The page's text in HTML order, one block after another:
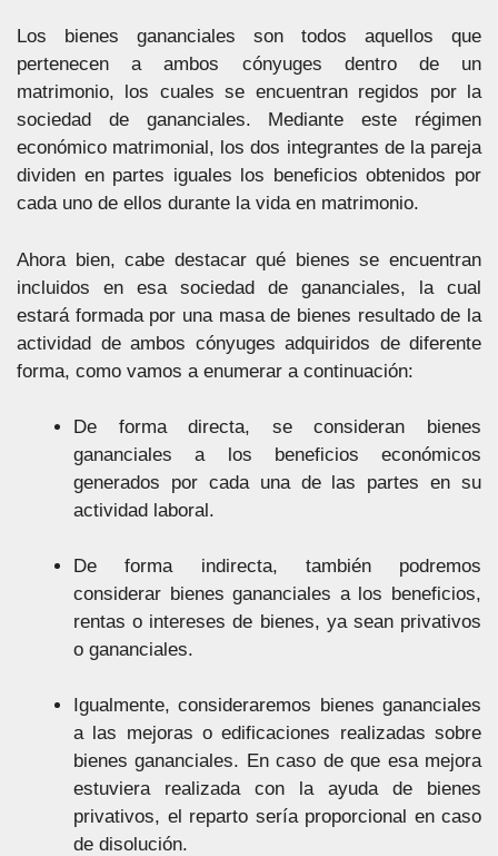
Los bienes gananciales son todos aquellos que
pertenecen a ambos cónyuges dentro de un
matrimonio, los cuales se encuentran regidos por la
sociedad de gananciales. Mediante este régimen
económico matrimonial, los dos integrantes de la pareja
dividen en partes iguales los beneficios obtenidos por
cada uno de ellos durante la vida en matrimonio.
Ahora bien, cabe destacar qué bienes se encuentran
incluidos en esa sociedad de gananciales, la cual
estará formada por una masa de bienes resultado de la
actividad de ambos cónyuges adquiridos de diferente
forma, como vamos a enumerar a continuación:
De forma directa, se consideran bienes
gananciales a los beneficios económicos
generados por cada una de las partes en su
actividad laboral.
De forma indirecta, también podremos
considerar bienes gananciales a los beneficios,
rentas o intereses de bienes, ya sean privativos
o gananciales.
Igualmente, consideraremos bienes gananciales
a las mejoras o edificaciones realizadas sobre
bienes gananciales. En caso de que esa mejora
estuviera realizada con la ayuda de bienes
privativos, el reparto sería proporcional en caso
de disolución.